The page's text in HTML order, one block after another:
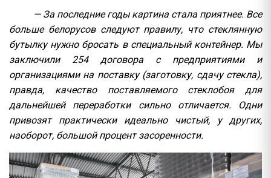
— За последние годы картина стала приятнее. Все
больше белорусов следуют правилу, что стеклянную
бутылку нужно бросать в специальный контейнер. Мы
заключили 254 договора с предприятиями и
организациями на поставку (заготовку, сдачу стекла),
правда, качество поставляемого стеклобоя для
дальнейшей переработки сильно отличается. Одни
привозят практически идеально чистый, у других,
наоборот, большой процент засоренности.